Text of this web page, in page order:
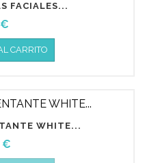
FACIALES...
CARRITO
WHITE...
€